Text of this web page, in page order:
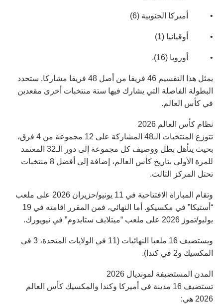
• أميركا الجنوبية (6)
• أوقيانيا (1)
• أوروبا (16).
يمثل هذا التقسيم 46 فريقا من أصل 48 فريقا مشاركا. ستحدد
البطولة الفاصلة التي يشارك فيها ستة منتخبات أخرى مقعدين
في كأس العالم.
نظام كأس العالم 2026
تتوزع المنتخبات الـ48 المشاركة على 12 مجموعة من 4 فرق،
بحيث يتأهل بطل ووصيف كل مجموعة إلى دور الـ32 المعتمد
للمرة الأولى بتاريخ كأس العالم، إضافة إلى أفضل 8 منتخبات
تحتل المركز الثالث.
وتقام المباراة الافتتاحية في 11 يونيو/حزيران 2026 على ملعب
“أستيكا” في مكسيكو. أما النهائي، فمن المقرر اقامته في 19
يوليو/تموز 2026 على ملعب “ميتلايف ستايدوم” في نيويورك.
ويستضيف 16 ملعبا النهائيات (11 في الولايات المتحدة، 3 في
المكسيك و2 في كندا).
المدن المستضيفة لمونديال 2026
تستضيف 16 مدينة في أميركا وكندا والمكسيك كأس العالم
2026 هي: